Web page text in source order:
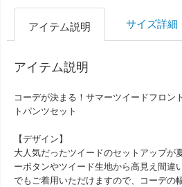
アイテム説明 サイズ詳細
アイテム説明
コーデが決まる！サマーツイードフロン
トパンツセット
【デザイン】
大人気だったツイードのセットアップが
ーボタンやツイード生地から高見え間違
でもご着用いただけますので、コーデの